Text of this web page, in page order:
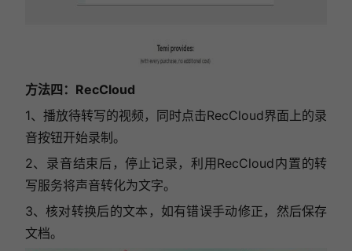
方法四：RecCloud
1、播放待转写的视频，同时点击RecCloud界面上的录
音按钮开始录制。
2、录音结束后，停止记录，利用RecCloud内置的转
写服务将声音转化为文字。
3、核对转换后的文本，如有错误手动修正，然后保存
文档。